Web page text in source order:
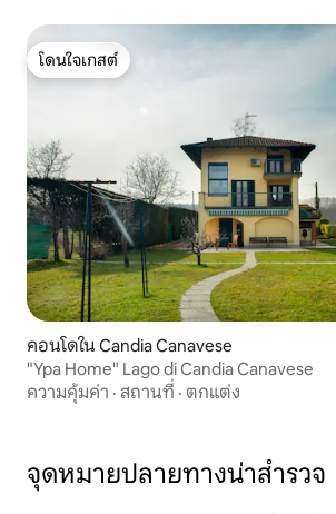
โดนใจเกสต์
โดนใจเกสต์
คอนโดใน Candia Canavese
"Ypa Home" Lago di Candia Canavese
ความคุ้มค่า · สถานที่ · ตกแต่ง
จุดหมายปลายทางน่าสำรวจ